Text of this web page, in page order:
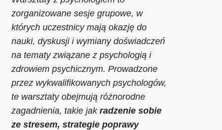
zorganizowane sesje grupowe, w
których uczestnicy mają okazję do
nauki, dyskusji i wymiany doświadczeń
na tematy związane z psychologią i
zdrowiem psychicznym. Prowadzone
przez wykwalifikowanych psychologów,
te warsztaty obejmują różnorodne
zagadnienia, takie jak radzenie sobie
ze stresem, strategie poprawy